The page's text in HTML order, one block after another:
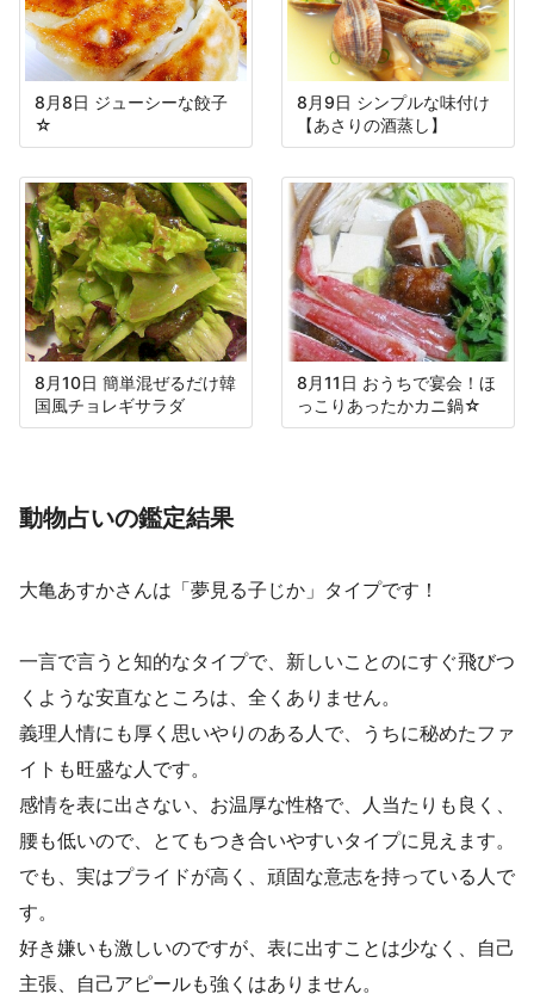
8月8日 ジューシーな餃子
☆
8月9日 シンプルな味付け
【あさりの酒蒸し】
8月10日 簡単混ぜるだけ韓
国風チョレギサラダ
8月11日 おうちで宴会！ほ
っこりあったかカニ鍋☆
動物占いの鑑定結果
大亀あすかさんは「夢見る子じか」タイプです！
一言で言うと知的なタイプで、新しいことのにすぐ飛びつ
くような安直なところは、全くありません。
義理人情にも厚く思いやりのある人で、うちに秘めたファ
イトも旺盛な人です。
感情を表に出さない、お温厚な性格で、人当たりも良く、
腰も低いので、とてもつき合いやすいタイプに見えます。
でも、実はプライドが高く、頑固な意志を持っている人で
す。
好き嫌いも激しいのですが、表に出すことは少なく、自己
主張、自己アピールも強くはありません。